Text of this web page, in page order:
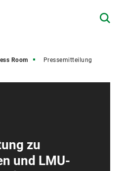
Room Pressemitteilung
zu
und LMU-